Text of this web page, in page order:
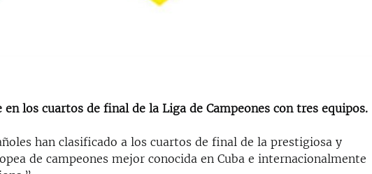
en los cuartos de final de la Liga de Campeones con tres equipos.
han clasificado a los cuartos de final de la prestigiosa y
de campeones mejor conocida en Cuba e internacionalmente